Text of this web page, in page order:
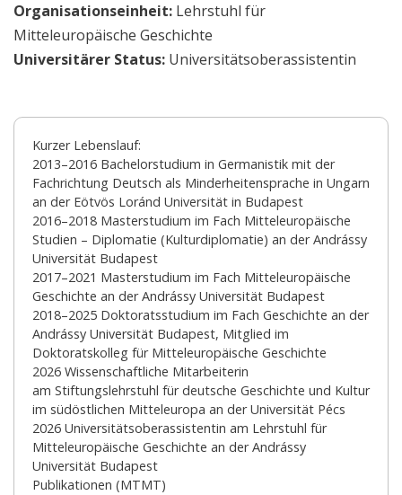
Organisationseinheit: Lehrstuhl für
Mitteleuropäische Geschichte
Universitärer Status: Universitätsoberassistentin
Kurzer Lebenslauf:
2013–2016 Bachelorstudium in Germanistik mit der
Fachrichtung Deutsch als Minderheitensprache in Ungarn
an der Eötvös Loránd Universität in Budapest
2016–2018 Masterstudium im Fach Mitteleuropäische
Studien – Diplomatie (Kulturdiplomatie) an der Andrássy
Universität Budapest
2017–2021 Masterstudium im Fach Mitteleuropäische
Geschichte an der Andrássy Universität Budapest
2018–2025 Doktoratsstudium im Fach Geschichte an der
Andrássy Universität Budapest, Mitglied im
Doktoratskolleg für Mitteleuropäische Geschichte
2026 Wissenschaftliche Mitarbeiterin
am Stiftungslehrstuhl für deutsche Geschichte und Kultur
im südöstlichen Mitteleuropa an der Universität Pécs
2026 Universitätsoberassistentin am Lehrstuhl für
Mitteleuropäische Geschichte an der Andrássy
Universität Budapest
Publikationen (MTMT)